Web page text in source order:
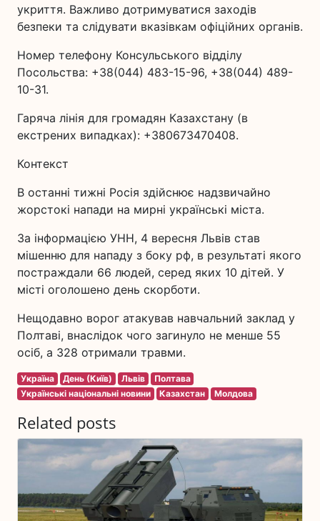
укриття. Важливо дотримуватися заходів
безпеки та слідувати вказівкам офіційних органів.
Номер телефону Консульського відділу
Посольства: +38(044) 483-15-96, +38(044) 489-
10-31.
Гаряча лінія для громадян Казахстану (в
екстрених випадках): +380673470408.
Контекст
В останні тижні Росія здійснює надзвичайно
жорстокі напади на мирні українські міста.
За інформацією УНН, 4 вересня Львів став
мішенню для нападу з боку рф, в результаті якого
постраждали 66 людей, серед яких 10 дітей. У
місті оголошено день скорботи.
Нещодавно ворог атакував навчальний заклад у
Полтаві, внаслідок чого загинуло не менше 55
осіб, а 328 отримали травми.
Україна День (Київ) Львів
Полтава
Українські національні новини
Казахстан Молдова
Related posts